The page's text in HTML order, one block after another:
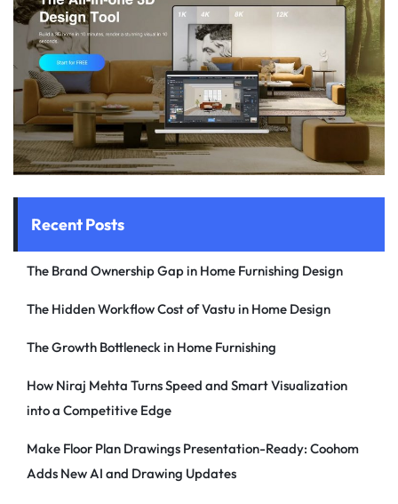
Recent Posts
The Brand Ownership Gap in Home Furnishing Design
The Hidden Workflow Cost of Vastu in Home Design
The Growth Bottleneck in Home Furnishing
How Niraj Mehta Turns Speed and Smart Visualization
into a Competitive Edge
Make Floor Plan Drawings Presentation-Ready: Coohom
Adds New AI and Drawing Updates